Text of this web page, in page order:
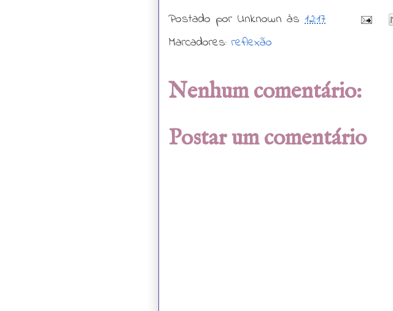
Postado por Unknown às 12:17
Marcadores: reflexão
Nenhum comentário:
Postar um comentário